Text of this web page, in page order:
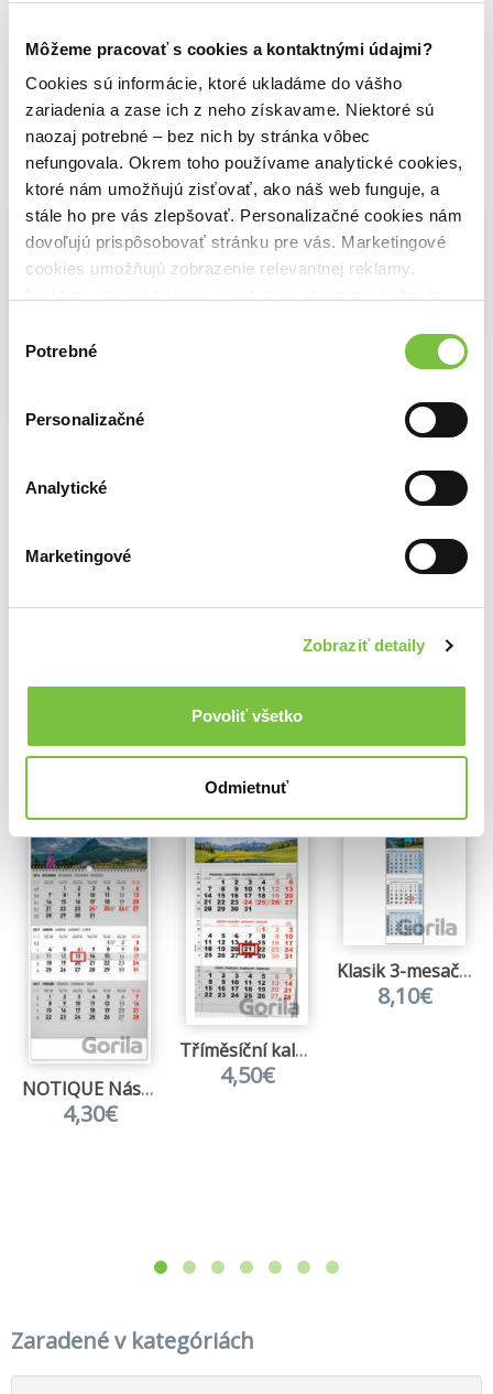
Môžeme pracovať s cookies a kontaktnými údajmi?
Cookies sú informácie, ktoré ukladáme do vášho
zariadenia a zase ich z neho získavame. Niektoré sú
naozaj potrebné – bez nich by stránka vôbec
nefungovala. Okrem toho používame analytické cookies,
ktoré nám umožňujú zisťovať, ako náš web funguje, a
stále ho pre vás zlepšovať. Personalizačné cookies nám
dovoľujú prispôsobovať stránku pre vás. Marketingové
cookies umožňujú zobrazenie relevantnej reklamy.
cookies.
súhlasu
Potrebné
Personalizačné
Analytické
Marketingové
Zobraziť detaily
Povoliť všetko
Odmietnuť
Vybrané pre teba
Na sklade
NOTIQUE Nástenný 4-mesačný kalendár štandard skladací 2027
NOTIQUE Nástenný kalendár 3-mesačný Krajina sivý 2027
4,30€
Ďalšie z kategórie Viacmesačné
Viac z tejto kategórie
NOTIQUE Nástenný kalendár 3-mesačný Krajina sivý 2027
4,30€
Tříměsíční kalendář 2027 Příroda - nástěnný kalendář
4,50€
Klasik 3-mesačný modrý nástenný kalendár 2027 - štyri ročné obdobia
8,10€
Zaradené v kategóriách